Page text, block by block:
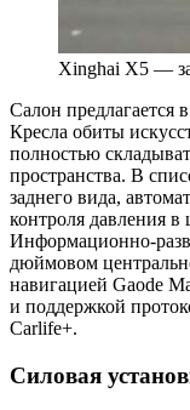
Xinghai X5 —
Салон
Кресла обиты
полностью
пространства. В
заднего вида,
контроля давления
Информационно-
дюймовом
навигацией Gaode
и поддержкой
Carlife+.
Силовая